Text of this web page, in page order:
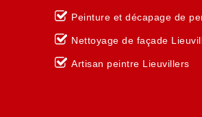
Peinture et décapage de
Nettoyage de façade
Artisan peintre Lieuvillers